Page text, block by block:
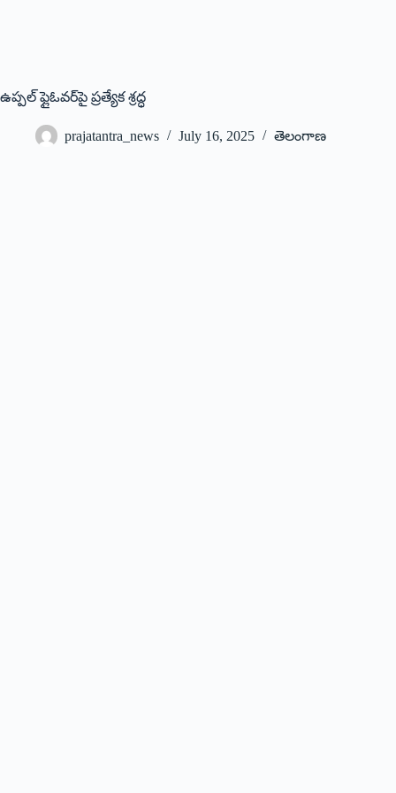
ఉప్పల్‌ ఫ్లైఓవర్‌పై ప్రత్యేక శ్రద్ధ
prajatantra_news July 16, 2025 తెలంగాణ